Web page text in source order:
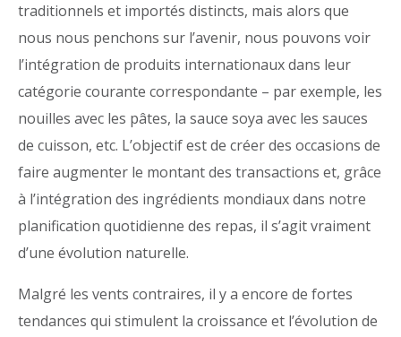
traditionnels et importés distincts, mais alors que
nous nous penchons sur l’avenir, nous pouvons voir
l’intégration de produits internationaux dans leur
catégorie courante correspondante – par exemple, les
nouilles avec les pâtes, la sauce soya avec les sauces
de cuisson, etc. L’objectif est de créer des occasions de
faire augmenter le montant des transactions et, grâce
à l’intégration des ingrédients mondiaux dans notre
planification quotidienne des repas, il s’agit vraiment
d’une évolution naturelle.
Malgré les vents contraires, il y a encore de fortes
tendances qui stimulent la croissance et l’évolution de